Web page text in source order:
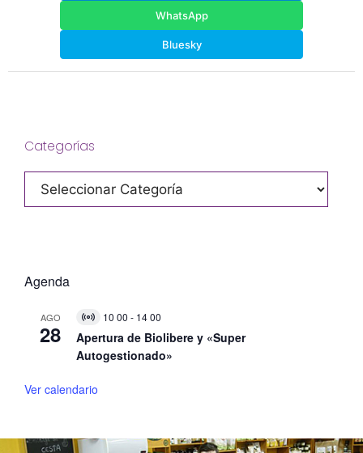
WhatsApp
Bluesky
Categorías
Categorías
Agenda
AGO
28
V
i
t
a
e
10 00 - 14 00
Apertura de Biolibere y «Super
Autogestionado»
Ver calendario